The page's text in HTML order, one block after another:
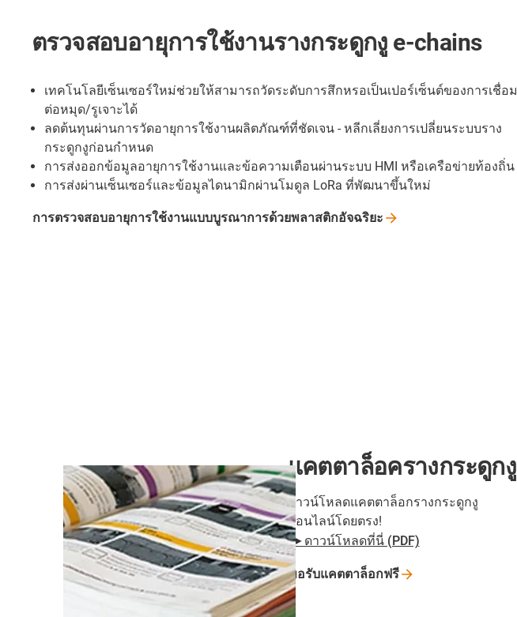
ตรวจสอบอายุการใช้งานรางกระดูกงู e-chains
เทคโนโลยีเซ็นเซอร์ใหม่ช่วยให้สามารถวัดระดับการสึกหรอเป็นเปอร์เซ็นต์ของการเชื่อม
ต่อหมุด/รูเจาะได้
ลดต้นทุนผ่านการวัดอายุการใช้งานผลิตภัณฑ์ที่ชัดเจน - หลีกเลี่ยงการเปลี่ยนระบบราง
กระดูกงูก่อนกำหนด
การส่งออกข้อมูลอายุการใช้งานและข้อความเตือนผ่านระบบ HMI หรือเครือข่ายท้องถิ่น
การส่งผ่านเซ็นเซอร์และข้อมูลไดนามิกผ่านโมดูล LoRa ที่พัฒนาขึ้นใหม่
การตรวจสอบอายุการใช้งานแบบบูรณาการด้วยพลาสติกอัจฉริยะ
แคตตาล็อครางกระดูกงู
ดาวน์โหลดแคตตาล็อกรางกระดูกงู
ออนไลน์โดยตรง!
►ดาวน์โหลดที่นี่ (PDF)
ขอรับแคตตาล็อกฟรี